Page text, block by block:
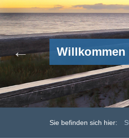
Sie befinden sich hier: